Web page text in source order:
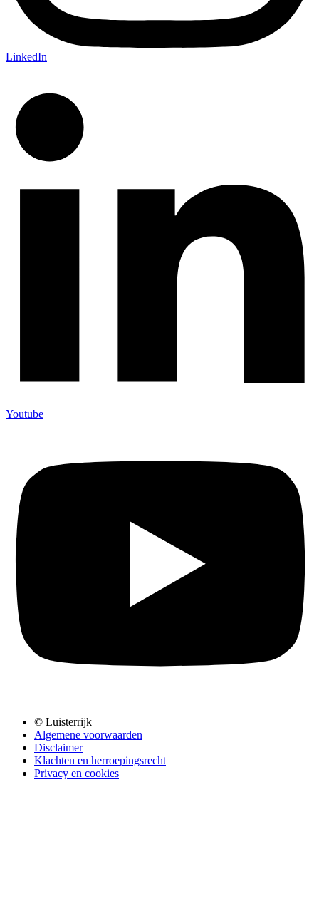
LinkedIn
Youtube
© Luisterrijk
Algemene voorwaarden
Disclaimer
Klachten en herroepingsrecht
Privacy en cookies